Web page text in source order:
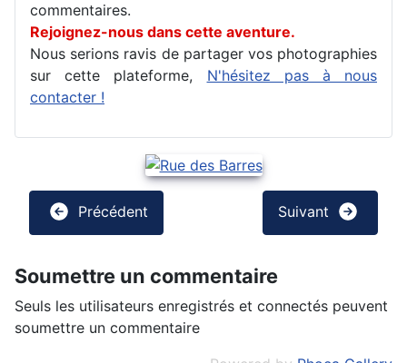
commentaires.
Rejoignez-nous dans cette aventure.
Nous serions ravis de partager vos photographies
sur cette plateforme, N'hésitez pas à nous
contacter !
Précédent Suivant
Soumettre un commentaire
Seuls les utilisateurs enregistrés et connectés peuvent
soumettre un commentaire